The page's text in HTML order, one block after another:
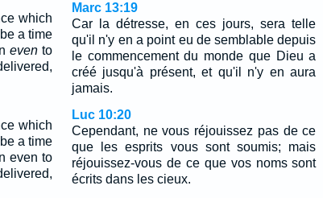
which
a time
even to
which
a time
even to
Marc 13:19
Car la détresse, en ces jours, sera telle
qu'il n'y en a point eu de semblable depuis
le commencement du monde que Dieu a
créé jusqu'à présent, et qu'il n'y en aura
jamais.
Luc 10:20
Cependant, ne vous réjouissez pas de ce
que les esprits vous sont soumis; mais
réjouissez-vous de ce que vos noms sont
écrits dans les cieux.